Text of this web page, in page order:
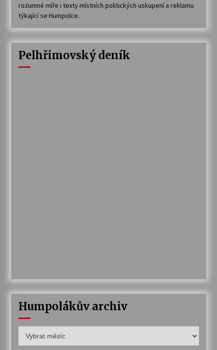
rozumné míře i texty místních politických uskupení a reklamu
týkající se Humpolce.
Pelhřimovský deník
Humpolákův archiv
archiv